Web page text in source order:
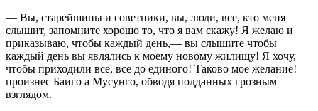
— Вы, старейшины и советники, вы, люди, все, кто меня
слышит, запомните хорошо то, что я вам скажу! Я желаю и
приказываю, чтобы каждый день,— вы слышите чтобы
каждый день вы являлись к моему новому жилищу! Я хочу,
чтобы приходили все, все до единого! Таково мое желание!
произнес Баиго а Мусунго, обводя подданных грозным
взглядом.